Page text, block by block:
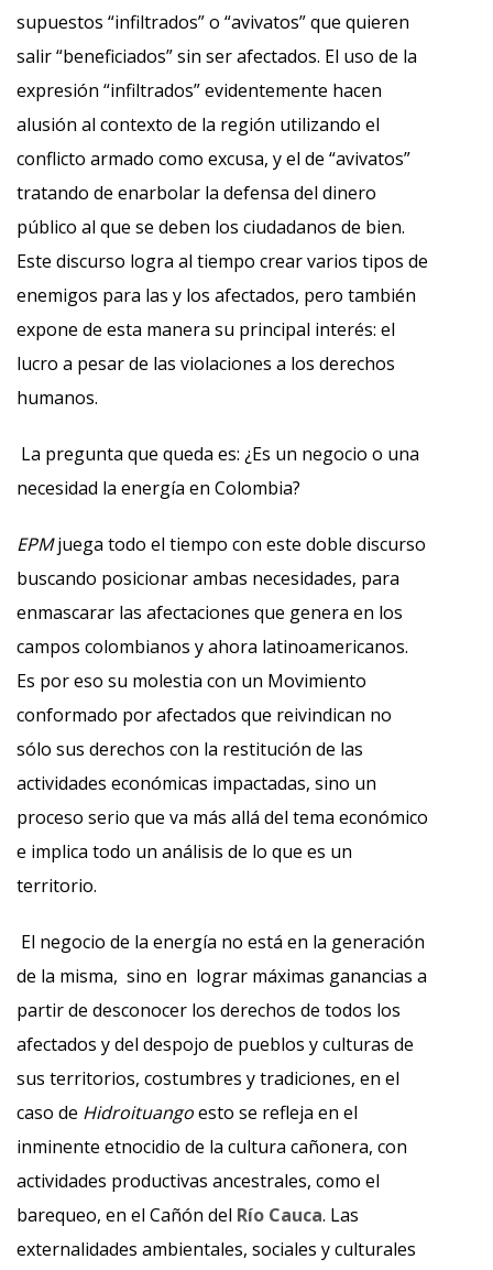
supuestos “infiltrados” o “avivatos” que quieren
salir “beneficiados” sin ser afectados. El uso de la
expresión “infiltrados” evidentemente hacen
alusión al contexto de la región utilizando el
conflicto armado como excusa, y el de “avivatos”
tratando de enarbolar la defensa del dinero
público al que se deben los ciudadanos de bien.
Este discurso logra al tiempo crear varios tipos de
enemigos para las y los afectados, pero también
expone de esta manera su principal interés: el
lucro a pesar de las violaciones a los derechos
humanos.
La pregunta que queda es: ¿Es un negocio o una
necesidad la energía en Colombia?
EPMjuega todo el tiempo con este doble discurso
buscando posicionar ambas necesidades, para
enmascarar las afectaciones que genera en los
campos colombianos y ahora latinoamericanos.
Es por eso su molestia con un Movimiento
conformado por afectados que reivindican no
sólo sus derechos con la restitución de las
actividades económicas impactadas, sino un
proceso serio que va más allá del tema económico
e implica todo un análisis de lo que es un
territorio.
El negocio de la energía no está en la generación
de la misma, sino en lograr máximas ganancias a
partir de desconocer los derechos de todos los
afectados y del despojo de pueblos y culturas de
sus territorios, costumbres y tradiciones, en el
caso de Hidroituangoesto se refleja en el
inminente etnocidio de la cultura cañonera, con
actividades productivas ancestrales, como el
barequeo, en el Cañón del Río Cauca. Las
externalidades ambientales, sociales y culturales